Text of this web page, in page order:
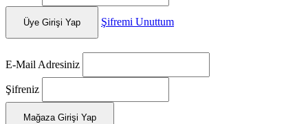
Üye Girişi Yap Şifremi Unuttum
E-Mail Adresiniz
Şifreniz
Mağaza Girişi Yap